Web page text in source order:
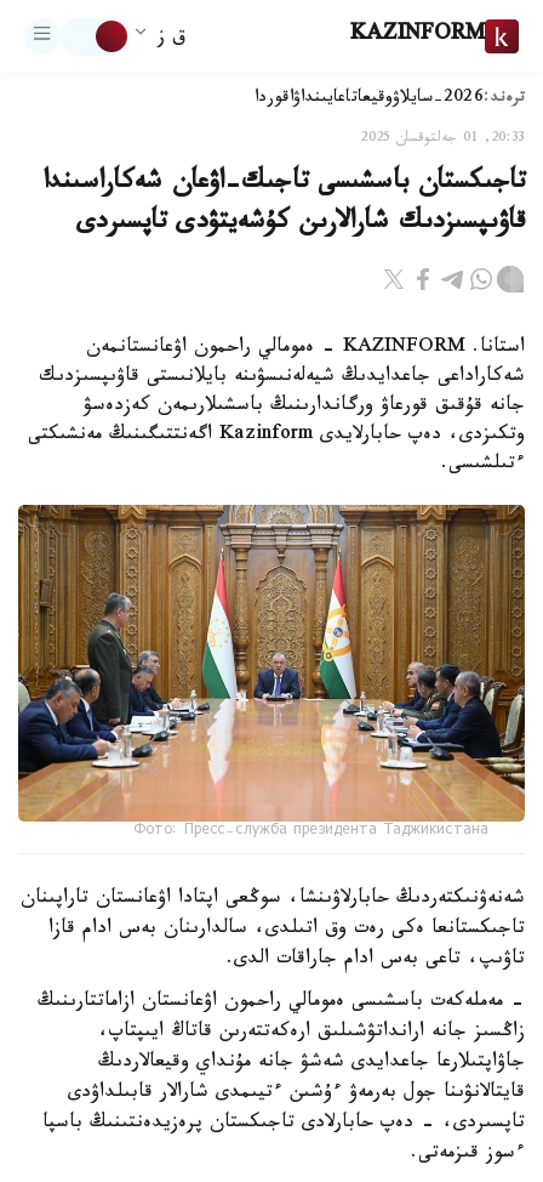
KAZINFORM ق ز
ترەند:2026-سايلاۋ وقيعاتاعايىنداۋاقوردا
20:33, 01 جەلتوقسان 2025
تاجىكستان باسشىسى تاجىك-اۋعان شەكاراسىندا
قاۋىپسىزدىك شارالارىن كۇشەيتۋدى تاپسىردى
استانا. KAZINFORM - ەمومالي راحمون اۋعانستانمەن
شەكاراداعى جاعدايدىڭ شيەلەنىسۋىنە بايلانىستى قاۋىپسىزدىك
جانە قۇقىق قورعاۋ ورگاندارىنىڭ باسشىلارىمەن كەزدەسۋ
وتكىزدى، دەپ حابارلايدى Kazinform اگەنتتىگىنىڭ مەنشىكتى
ءتىلشىسى.
Фото: Пресс-служба президента Таджикистана
شەنەۋنىكتەردىڭ حابارلاۋىنشا، سوڭعى اپتادا اۋعانستان تاراپىنان
تاجىكستانعا ەكى رەت وق اتىلدى، سالدارىنان بەس ادام قازا
تاۋىپ، تاعى بەس ادام جاراقات الدى.
- مەملەكەت باسشىسى ەمومالي راحمون اۋعانستان ازاماتتارىنىڭ
زاڭسىز جانە ارانداتۋشىلىق ارەكەتتەرىن قاتاڭ ايىپتاپ،
جاۋاپتىلارعا جاعدايدى شەشۋ جانە مۇنداي وقيعالاردىڭ
قايتالانۋىنا جول بەرمەۋ ءۇشىن ءتيىمدى شارالار قابىلداۋدى
تاپسىردى، - دەپ حابارلادى تاجىكستان پرەزيدەنتىنىڭ باسپا
ءسوز قىزمەتى.